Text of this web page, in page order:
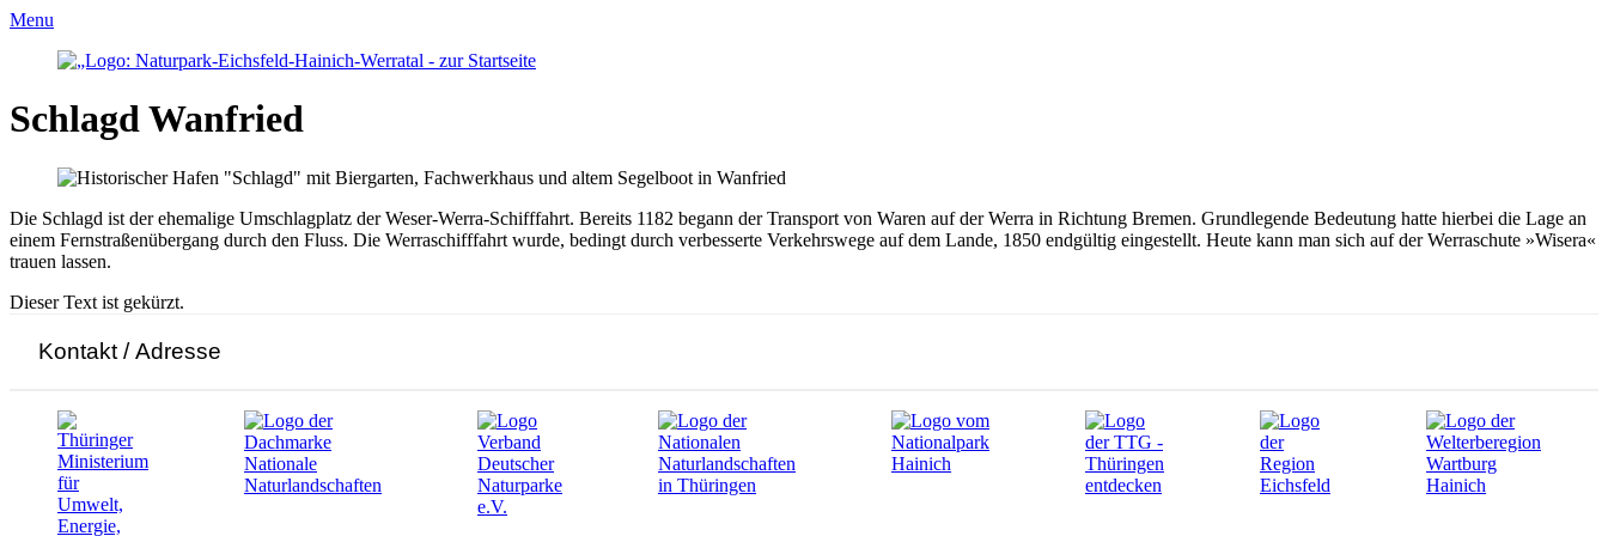
Menu
Schlagd Wanfried
Die Schlagd ist der ehemalige Umschlagplatz der Weser-Werra-Schifffahrt. Bereits 1182 begann der Transport von Waren auf der Werra in Richtung Bremen. Grundlegende Bedeutung hatte hierbei die Lage an
einem Fernstraßenübergang durch den Fluss. Die Werraschifffahrt wurde, bedingt durch verbesserte Verkehrswege auf dem Lande, 1850 endgültig eingestellt. Heute kann man sich auf der Werraschute »Wisera«
trauen lassen.
Dieser Text ist gekürzt.
Kontakt / Adresse